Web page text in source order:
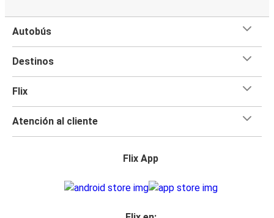
Autobús
Destinos
Flix
Atención al cliente
Flix App